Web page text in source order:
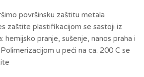
površinsku zaštitu metala
zaštite plastifikacijom se sastoji iz
hemijsko pranje, sušenje, nanos praha i
u peći na ca. 200 C se